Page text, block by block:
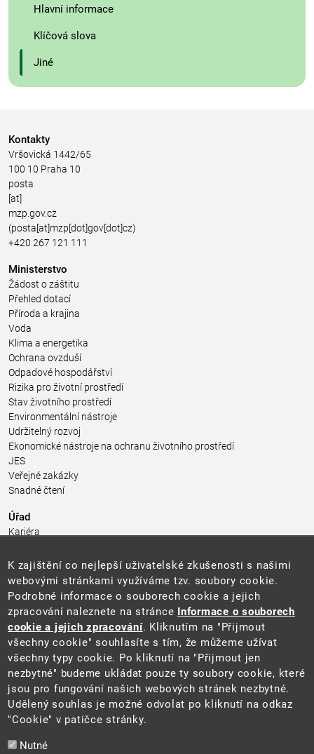
Hlavní informace
Klíčová slova
Jiné
Kontakty
Vršovická 1442/65
100 10 Praha 10
posta
[at]
mzp.gov.cz
(posta[at]mzp[dot]gov[dot]cz)
+420 267 121 111
Ministerstvo
Žádost o záštitu
Přehled dotací
Příroda a krajina
Voda
Klima a energetika
Ochrana ovzduší
Odpadové hospodářství
Rizika pro životní prostředí
Stav životního prostředí
Environmentální nástroje
Udržitelný rozvoj
Ekonomické nástroje na ochranu životního prostředí
JES
Veřejné zakázky
Snadné čtení
Úřad
Kariéra
Pro média a veřejnost
Povinně zveřejňované informace
Kontakty
Přistupnost budovy úřadu MŽP
(PDF, 204 kB)
Web
Aktuality
Ochrana osobních údajů
Prohlášení o přístupnosti
Zásady používání cookies
Mapa webu
K zajištění co nejlepší uživatelské zkušenosti s našimi
webovými stránkami využíváme tzv. soubory cookie.
Podrobné informace o souborech cookie a jejich
zpracování naleznete na stránce Informace o souborech
cookie a jejich zpracování. Kliknutím na "Přijmout
všechny cookie" souhlasíte s tím, že můžeme užívat
všechny typy cookie. Po kliknutí na "Přijmout jen
nezbytné" budeme ukládat pouze ty soubory cookie, které
jsou pro fungování našich webových stránek nezbytné.
Udělený souhlas je možné odvolat po kliknutí na odkaz
"Cookie" v patičce stránky.
Nutné